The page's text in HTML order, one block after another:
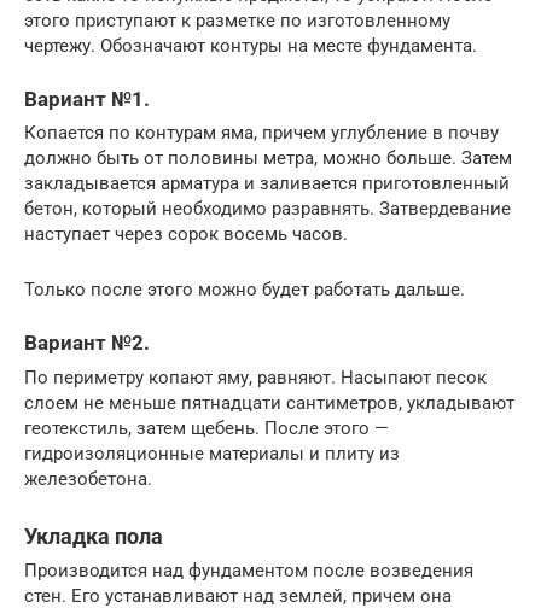
этого приступают к разметке по изготовленному
чертежу. Обозначают контуры на месте фундамента.
Вариант №1.
Копается по контурам яма, причем углубление в почву
должно быть от половины метра, можно больше. Затем
закладывается арматура и заливается приготовленный
бетон, который необходимо разравнять. Затвердевание
наступает через сорок восемь часов.
Только после этого можно будет работать дальше.
Вариант №2.
По периметру копают яму, равняют. Насыпают песок
слоем не меньше пятнадцати сантиметров, укладывают
геотекстиль, затем щебень. После этого —
гидроизоляционные материалы и плиту из
железобетона.
Укладка пола
Производится над фундаментом после возведения
стен. Его устанавливают над землей, причем она